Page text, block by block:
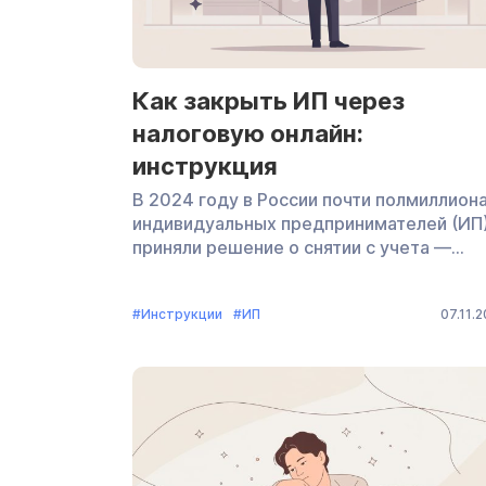
Как закрыть ИП через
налоговую онлайн:
инструкция
В 2024 году в России почти полмиллиона
индивидуальных предпринимателей
приняли решение о снятии с учета —
ликвидации личного бизнеса
в инспекцию, где он регистрировался,
ждать в очереди и подавать письменное
заявление. В каждом регионе всего одна
такая инспекция, и у предпринимателей
из районов, отдаленных
#Инструкции #ИП